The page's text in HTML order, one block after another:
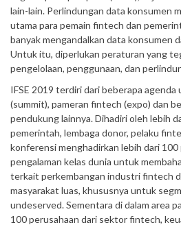
lain-lain. Perlindungan data konsumen
utama para pemain fintech dan
banyak mengandalkan data konsumen
Untuk itu, diperlukan peraturan yang
pengelolaan, penggunaan, dan
IFSE 2019 terdiri dari beberapa
(summit), pameran fintech (expo) dan
pendukung lainnya. Dihadiri oleh lebih
pemerintah, lembaga donor, pelaku
konferensi menghadirkan lebih dari 100
pengalaman kelas dunia untuk
terkait perkembangan industri fintech
masyarakat luas, khususnya untuk
undeserved. Sementara di dalam area
100 perusahaan dari sektor fintech,